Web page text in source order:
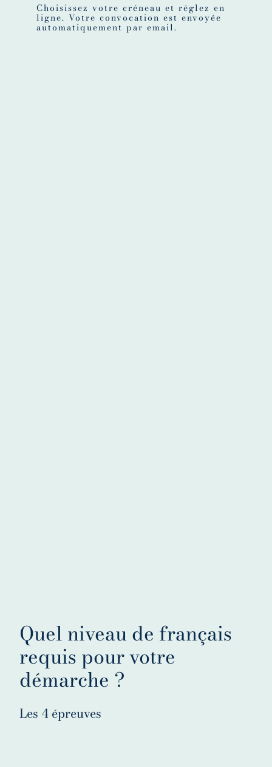
Choisissez votre créneau et réglez en
ligne. Votre convocation est envoyée
automatiquement par email.
Quel niveau de français
requis pour votre
démarche ?
Les 4 épreuves